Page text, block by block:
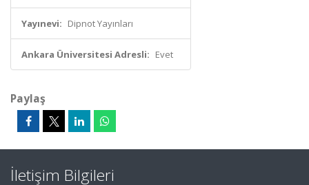
Yayınevi: Dipnot Yayınları
Ankara Üniversitesi Adresli: Evet
Paylaş
İletişim Bilgileri